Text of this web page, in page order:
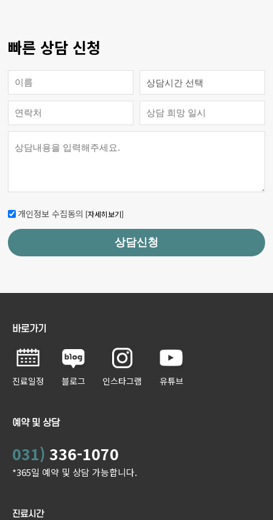
빠른 상담 신청
개인정보 수집동의 [자세히보기]
상담신청
바로가기
진료일정 블로그 인스타그램 유튜브
예약 및 상담
031) 336-1070
*365일 예약 및 상담 가능합니다.
진료시간